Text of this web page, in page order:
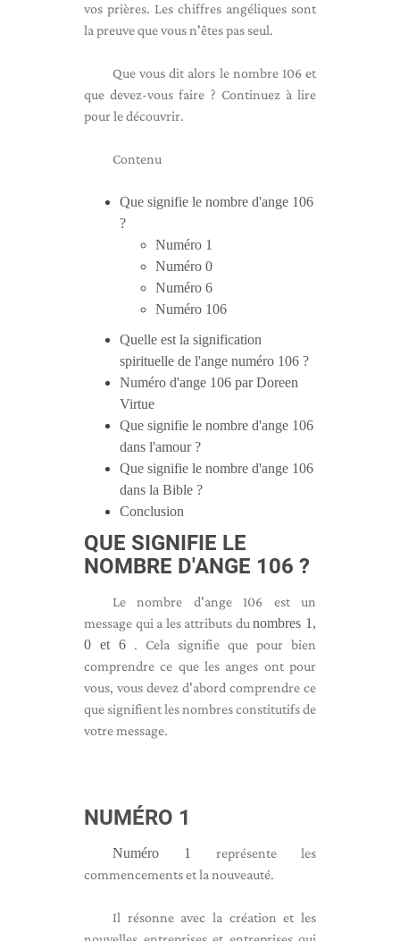
vos prières. Les chiffres angéliques sont
la preuve que vous n'êtes pas seul.
Que vous dit alors le nombre 106 et
que devez-vous faire ? Continuez à lire
pour le découvrir.
Contenu
Que signifie le nombre d'ange 106
?
Numéro 1
Numéro 0
Numéro 6
Numéro 106
Quelle est la signification
spirituelle de l'ange numéro 106 ?
Numéro d'ange 106 par Doreen
Virtue
Que signifie le nombre d'ange 106
dans l'amour ?
Que signifie le nombre d'ange 106
dans la Bible ?
Conclusion
QUE SIGNIFIE LE
NOMBRE D'ANGE 106 ?
Le nombre d'ange 106 est un
message qui a les attributs dunombres 1,
0 et 6 . Cela signifie que pour bien
comprendre ce que les anges ont pour
vous, vous devez d'abord comprendre ce
que signifient les nombres constitutifs de
votre message.
NUMÉRO 1
Numéro 1
représente les
commencements et la nouveauté.
Il résonne avec la création et les